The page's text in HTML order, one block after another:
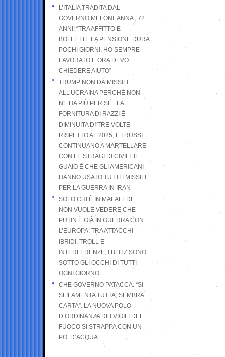
L’ITALIA TRADITA DAL
GOVERNO MELONI. ANNA , 72
ANNI; “TRA AFFITTO E
BOLLETTE LA PENSIONE DURA
POCHI GIORNI, HO SEMPRE
LAVORATO E ORA DEVO
CHIEDERE AIUTO”
TRUMP NON DÀ MISSILI
ALL’UCRAINA PERCHÉ NON
NE HA PIÙ PER SÉ : LA
FORNITURA DI RAZZI È
DIMINUITA DI TRE VOLTE
RISPETTO AL 2025, E I RUSSI
CONTINUANO A MARTELLARE
CON LE STRAGI DI CIVILI. IL
GUAIO È CHE GLI AMERICANI
HANNO USATO TUTTI I MISSILI
PER LA GUERRA IN IRAN
SOLO CHI È IN MALAFEDE
NON VUOLE VEDERE CHE
PUTIN È GIÀ IN GUERRA CON
L’EUROPA: TRA ATTACCHI
IBRIDI, TROLL E
INTERFERENZE, I BLITZ SONO
SOTTO GLI OCCHI DI TUTTI
OGNI GIORNO
CHE GOVERNO PATACCA. “SI
SFILAMENTA TUTTA, SEMBRA
CARTA”. LA NUOVA POLO
D’ORDINANZA DEI VIGILI DEL
FUOCO SI STRAPPA CON UN
PO’ D’ACQUA